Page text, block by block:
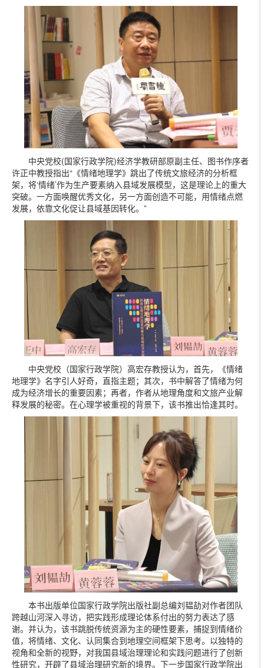
中央党校(国家行政学院)经济学教研部原副主任、图书作序者
许正中教授指出“《情绪地理学》跳出了传统文旅经济的分析框
架，将‘情绪’作为生产要素纳入县域发展模型，这是理论上的重大
突破。一方面唤醒优秀文化，另一方面创造不可能，用情绪点燃
发展，依靠文化促让县域基因转化。”
中央党校（国家行政学院）高宏存教授认为，首先，《情绪
地理学》名字引人好奇，直指主题；其次，书中解答了情绪为何
成为经济增长的重要因素；再者，作者从地理角度和文旅产业解
释发展的秘密。在心理学被重视的背景下，该书推出恰逢其时。
本书出版单位国家行政学院出版社副总编刘韫劼对作者团队
跨越山河深入寻访，把实践形成理论体系付出的努力表达了感
谢。并认为，该书跳脱传统资源为主的硬性要素，捕捉到情绪价
值，将情绪、文化、认同集合到地理空间框架下思考。以独特的
视角和全新的视野，对我国县域治理理论和实践问题进行了创新
性研究，开辟了县域治理研究新的境界。下一步国家行政学院出